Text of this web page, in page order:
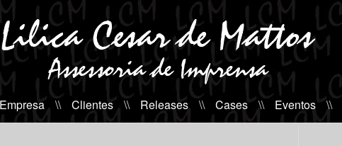
\\ Clientes \\ Releases \\ Cases \\ Eventos \\